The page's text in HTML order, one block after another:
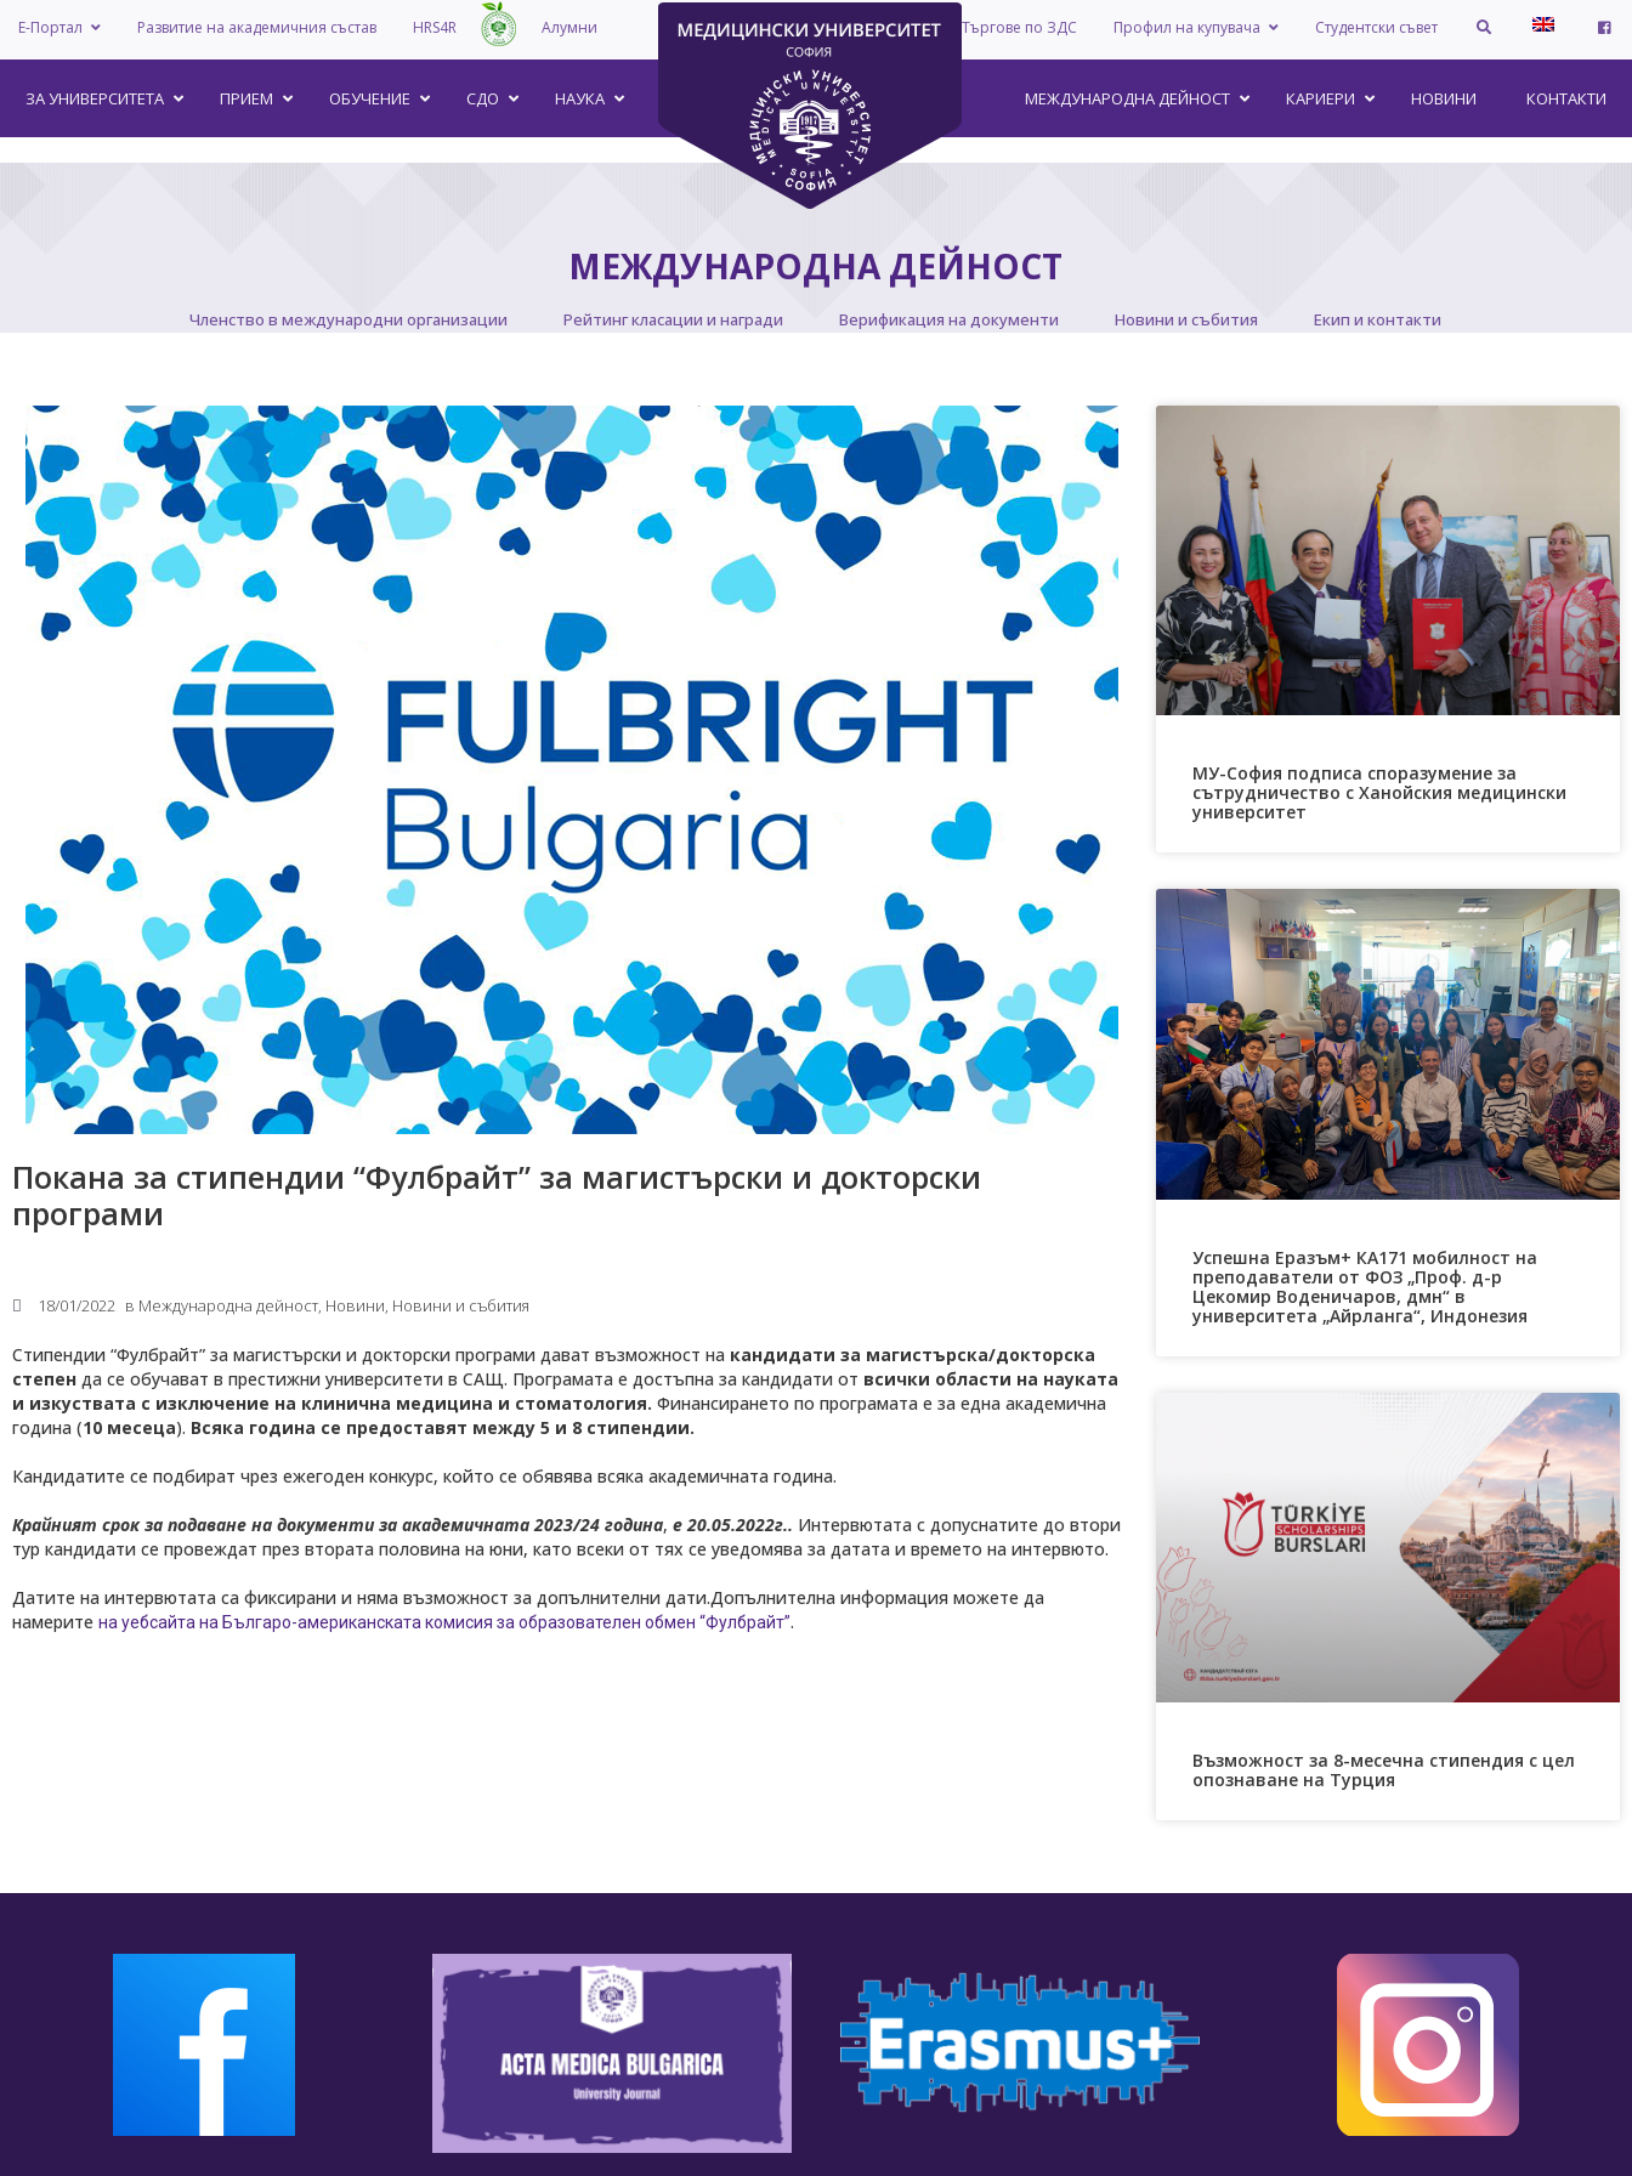
Е-Портал Развитие на академичния състав HRS4R Алумни Студентски съвет
Профил на купувача
Търгове по ЗДС
ЗА УНИВEРСИТЕТА
Медицински факултет
Факултет по дентална медицина
Фармацевтичен факултет
Факултет по обществено здраве
Филиал „Проф. д-р Ив. Митев” –
Враца
Медицински колеж – София
Научно-изследователски институт
СОССБОС
Развойно-
техническа
база
Почивна
база-Китен
ПРИЕМ ОБУЧЕНИЕ СДО НАУКА КОНТАКТИ
НОВИНИ
КАРИЕРИ
МЕЖДУНАРОДНА ДЕЙНОСТ
МЕЖДУНАРОДНА ДЕЙНОСТ
Членство в международни организации Рейтинг класации и награди Верификация на документи Новини и събития Екип и контакти
Покана за стипендии “Фулбрайт” за магистърски и докторски
програми
18/01/2022 в Международнa дейност, Новини, Новини и събития
Стипендии “Фулбрайт” за магистърски и докторски програми дават възможност на кандидати за магистърска/докторска
степен да се обучават в престижни университети в САЩ. Програмата е достъпна за кандидати от всички области на науката
и изкуствата с изключение на клинична медицина и стоматология. Финансирането по програмата е за една академична
година (10 месеца). Всяка година се предоставят между 5 и 8 стипендии.
Кандидатите се подбират чрез ежегоден конкурс, който се обявява всяка академичната година.
Крайният срок за подаване на документи за академичната 2023/24 година, е 20.05.2022г.. Интервютата с допуснатите до втори
тур кандидати се провеждат през втората половина на юни, като всеки от тях се уведомява за датата и времето на интервюто.
Датите на интервютата са фиксирани и няма възможност за допълнителни дати.Допълнителна информация можете да
намерите на уебсайта на Българо-американската комисия за образователен обмен “Фулбрайт”.
МУ-София подписа споразумение за
сътрудничество с Ханойския медицински
университет
Успешна Еразъм+ КА171 мобилност на
преподаватели от ФОЗ „Проф. д-р
Цекомир Воденичаров, дмн“ в
университета „Айрланга“, Индонезия
Възможност за 8-месечна стипендия с цел
опознаване на Турция